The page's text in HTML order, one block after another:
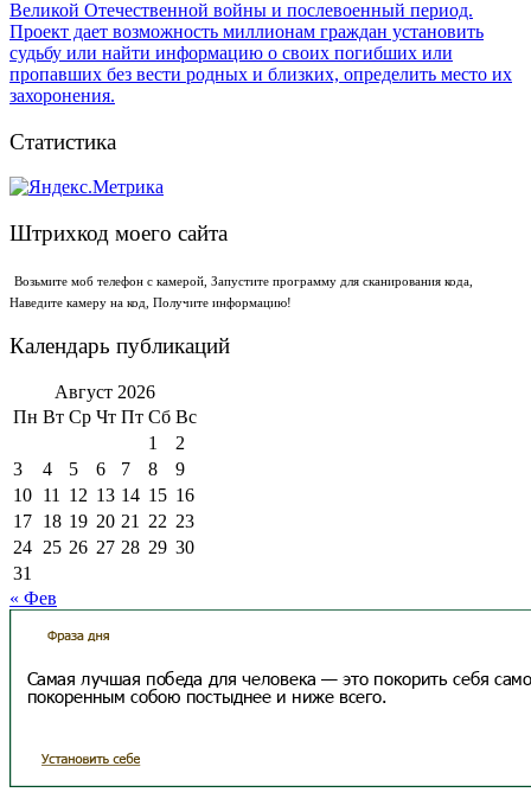
Статистика
Штрихкод моего сайта
Возьмите моб телефон с камерой, Запустите программу для сканирования кода,
Наведите камеру на код, Получите информацию!
Календарь публикаций
Август 2026
Пн Вт Ср Чт Пт Сб Вс
1
2
3
4 5 6 7 8
9
10 11 12 13 14 15 16
17 18 19 20 21 22 23
24 25 26 27 28 29 30
31
« Фев